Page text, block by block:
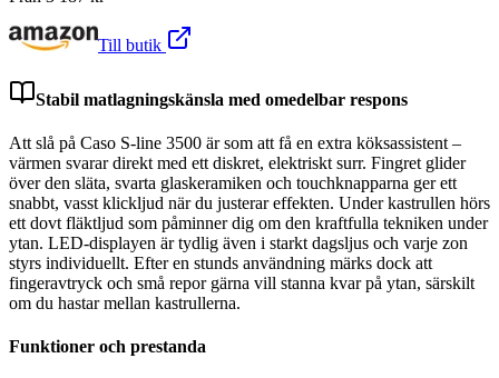
Till butik
Stabil matlagningskänsla med omedelbar respons
Att slå på Caso S-line 3500 är som att få en extra köksassistent –
värmen svarar direkt med ett diskret, elektriskt surr. Fingret glider
över den släta, svarta glaskeramiken och touchknapparna ger ett
snabbt, vasst klickljud när du justerar effekten. Under kastrullen hörs
ett dovt fläktljud som påminner dig om den kraftfulla tekniken under
ytan. LED-displayen är tydlig även i starkt dagsljus och varje zon
styrs individuellt. Efter en stunds användning märks dock att
fingeravtryck och små repor gärna vill stanna kvar på ytan, särskilt
om du hastar mellan kastrullerna.
Funktioner och prestanda